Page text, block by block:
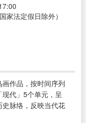
家法定假日除外）
画作品，按时间序列
代」5个单元，呈
脉络，反映当代花